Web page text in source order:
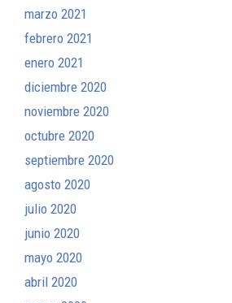
marzo 2021
febrero 2021
enero 2021
diciembre 2020
noviembre 2020
octubre 2020
septiembre 2020
agosto 2020
julio 2020
junio 2020
mayo 2020
abril 2020